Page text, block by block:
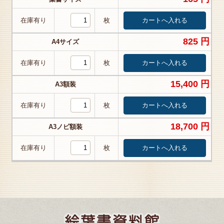
在庫有り 枚
A4サイズ 825 円
在庫有り 枚
A3額装 15,400 円
在庫有り 枚
A3ノビ額装 18,700 円
在庫有り 枚